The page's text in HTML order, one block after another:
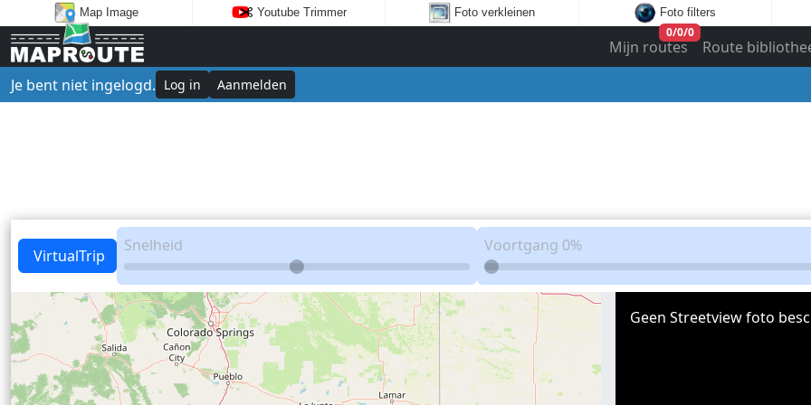
Map Image Youtube Trimmer Foto verkleinen Foto filters
Mijn routes
0/0/0
Route
Je bent niet ingelogd. Log in Aanmelden
VirtualTrip
Snelheid Voortgang 0%
Geen Streetview foto